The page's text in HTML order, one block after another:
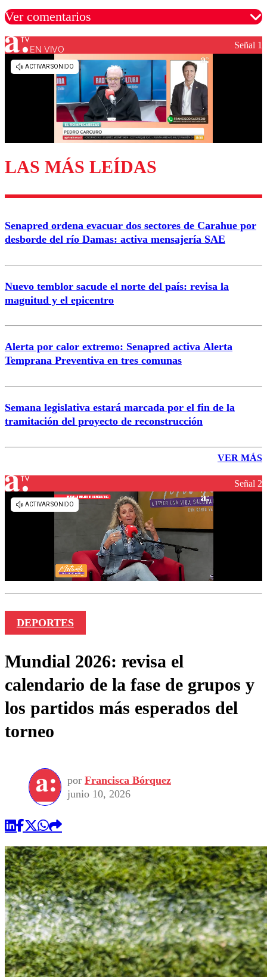
Ver comentarios
Los comentarios son moderados para garantizar un
diálogo respetuoso.
Enviar comentario
EN VIVO Señal 1
LAS MÁS LEÍDAS
Senapred ordena evacuar dos sectores de Carahue por
desborde del río Damas: activa mensajería SAE
Nuevo temblor sacude el norte del país: revisa la
magnitud y el epicentro
Alerta por calor extremo: Senapred activa Alerta
Temprana Preventiva en tres comunas
Semana legislativa estará marcada por el fin de la
tramitación del proyecto de reconstrucción
VER MÁS
Señal 2
DEPORTES
Mundial 2026: revisa el
calendario de la fase de grupos y
los partidos más esperados del
torneo
por Francisca Bórquez
junio 10, 2026